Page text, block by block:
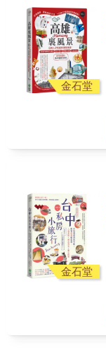
金石堂
金石堂